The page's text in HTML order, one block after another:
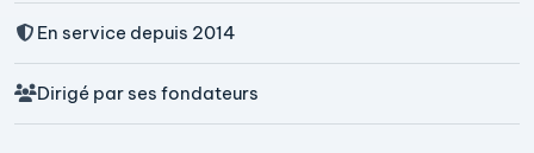
En service depuis 2014
Dirigé par ses fondateurs